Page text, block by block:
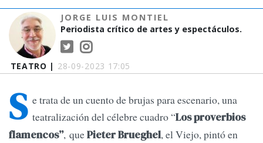
TEATRO | 28-09-2023 17:05
JORGE LUIS MONTIEL
Periodista crítico de artes y espectáculos.
S e trata de un cuento de brujas para escenario, una
teatralización del célebre cuadro “Los proverbios
flamencos”, quePieter Brueghel, el Viejo, pintó en